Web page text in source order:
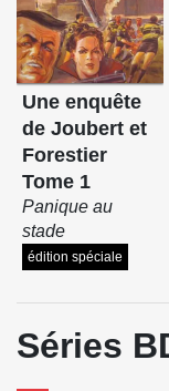
Une enquête
de Joubert et
Forestier
Tome 1
Panique au
stade
édition spéciale
Séries